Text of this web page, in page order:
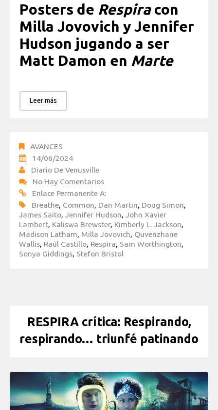
Posters de Respira con
Milla Jovovich y Jennifer
Hudson jugando a ser
Matt Damon en Marte
Leer más
AVANCES
14/06/2024
Diario De Venusville
No Hay Comentarios
Enlace Permanente A:
Breathe, Common, Dan Martin, Doug Simon,
James Saito, Jennifer Hudson, John Xavier
Lambert, Kaliswa Brewster, Kimberly L. Jackson,
Madison Latham, Milla Jovovich, Quvenzhane
Wallis, Raúl Castillo, Respira, Sam Worthington,
Sonya Giddings, Stefon Bristol
RESPIRA crítica: Respirando,
respirando… triunfé patinando